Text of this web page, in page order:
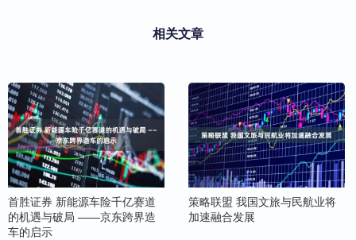
相关文章
首胜证券 新能源车险千亿赛道
的机遇与破局 ——京东跨界造
车的启示
策略联盟 我国文旅与民航业将
加速融合发展